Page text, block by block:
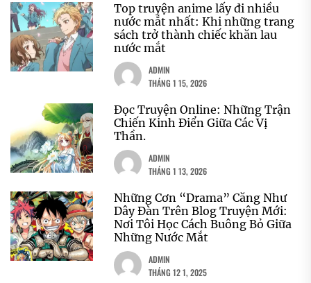
Top truyện anime lấy đi nhiều
nước mắt nhất: Khi những trang
sách trở thành chiếc khăn lau
nước mắt
ADMIN
THÁNG 1 15, 2026
Đọc Truyện Online: Những Trận
Chiến Kinh Điển Giữa Các Vị
Thần.
ADMIN
THÁNG 1 13, 2026
Những Cơn “Drama” Căng Như
Dây Đàn Trên Blog Truyện Mới:
Nơi Tôi Học Cách Buông Bỏ Giữa
Những Nước Mắt
ADMIN
THÁNG 12 1, 2025